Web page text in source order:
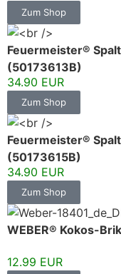
Zum Shop
Feuermeister®
(50173613B)
34.90 EUR
Zum Shop
Feuermeister®
(50173615B)
34.90 EUR
Zum Shop
WEBER® Kokos-
12.99 EUR